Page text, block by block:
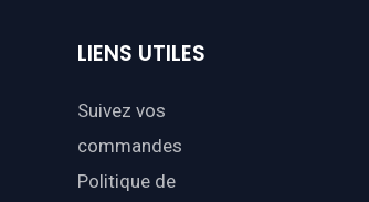
LIENS UTILES
Suivez vos
commandes
Politique de